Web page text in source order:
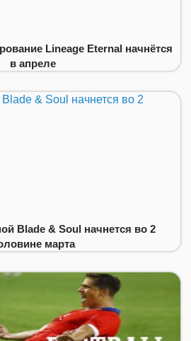
Lineage Eternal начнётся
в апреле
Blade & Soul начнется во 2
марта